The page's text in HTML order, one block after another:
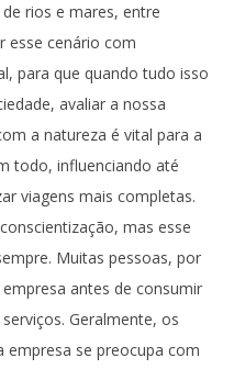
rios e mares, entre
esse cenário com
para que quando tudo isso
avaliar a nossa
a natureza é vital para a
todo, influenciando até
viagens mais completas.
mas esse
Muitas pessoas, por
antes de consumir
Geralmente, os
empresa se preocupa com